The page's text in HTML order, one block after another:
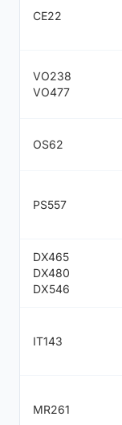
CE22
VO238
VO477
OS62
PS557
DX465
DX480
DX546
IT143
MR261